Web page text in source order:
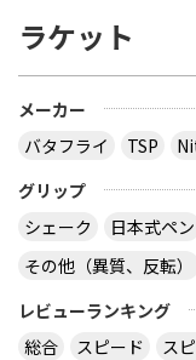
ラケット
メーカー
バタフライ
TSP
グリップ
シェーク
日本式ペン
その他（異質、反転）
レビューランキング
総合
スピード ス